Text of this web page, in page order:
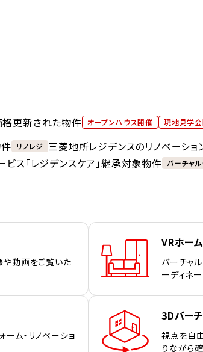
更新された物件 オープンハウス開催 現地見学
リノレジ 三菱地所レジデンスのリノベーショ
ス「レジデンスケア」継承対象物件 バーチャ
や動画をご覧いた
VRホー
バーチャ
ーディネ
ム・リノベーショ
3Dバー
視点を自
りながら